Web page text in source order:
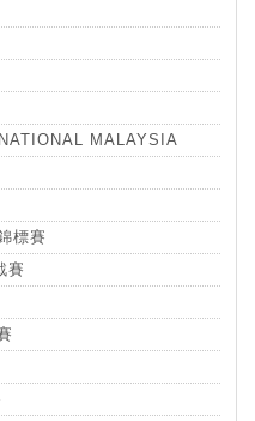
MALAYSIA
標賽
賽